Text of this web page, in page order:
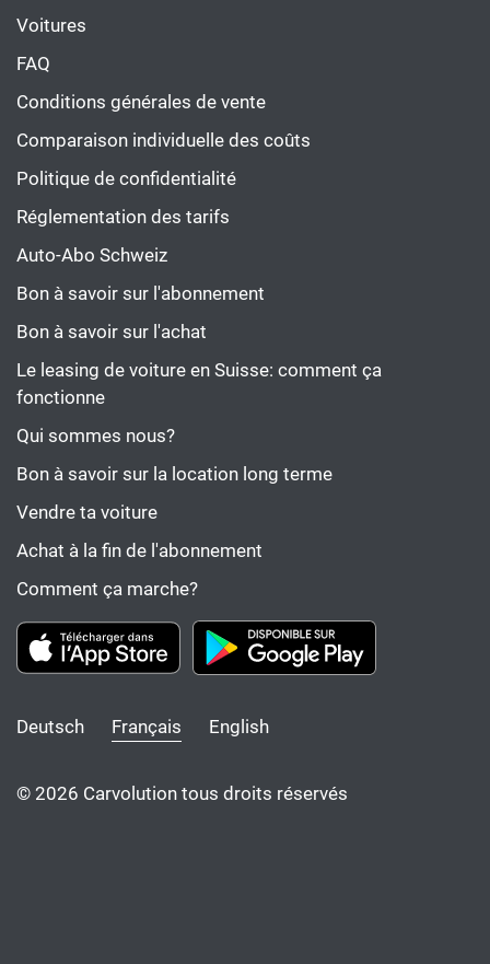
Voitures
FAQ
Conditions générales de vente
Comparaison individuelle des coûts
Politique de confidentialité
Réglementation des tarifs
Auto-Abo Schweiz
Bon à savoir sur l'abonnement
Bon à savoir sur l'achat
Le leasing de voiture en Suisse: comment ça
fonctionne
Qui sommes nous?
Bon à savoir sur la location long terme
Vendre ta voiture
Achat à la fin de l'abonnement
Comment ça marche?
Deutsch Français English
© 2026 Carvolution tous droits réservés